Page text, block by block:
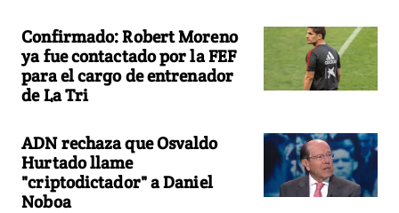
Confirmado: Robert Moreno
ya fue contactado por la FEF
para el cargo de entrenador
de La Tri
ADN rechaza que Osvaldo
Hurtado llame
"criptodictador" a Daniel
Noboa